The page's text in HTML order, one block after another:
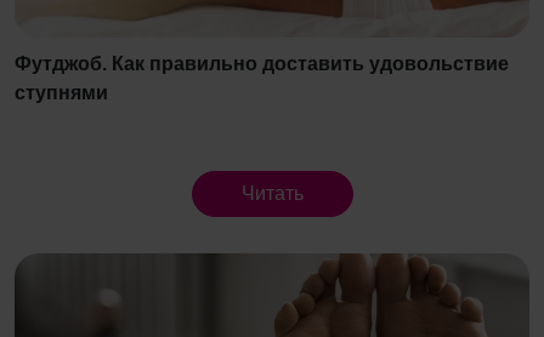
Футджоб. Как правильно доставить удовольствие
ступнями
Читать